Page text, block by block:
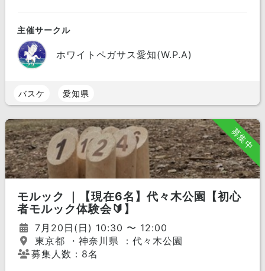
主催サークル
ホワイトペガサス愛知(W.P.A)
バスケ 愛知県
募集中
モルック ｜【現在6名】代々木公園【初心
者モルック体験会🔰】
7月20日(日) 10:30 〜 12:00
東京都 ・神奈川県 ：代々木公園
募集人数：8名